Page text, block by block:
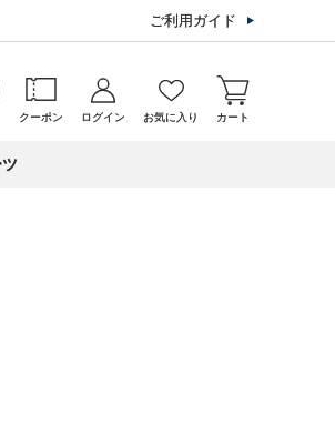
ご利用ガイド
クーポン ログイン お気に入り カート